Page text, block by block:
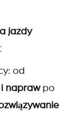
jazdy
od
naprawpo